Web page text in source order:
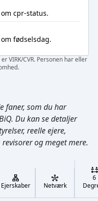
cpr-status.
fødselsdag.
VIRK/CVR. Personen har eller
faner, som du har
Du kan se detaljer
reelle ejere,
og meget mere.
Ejerskaber Netværk
6